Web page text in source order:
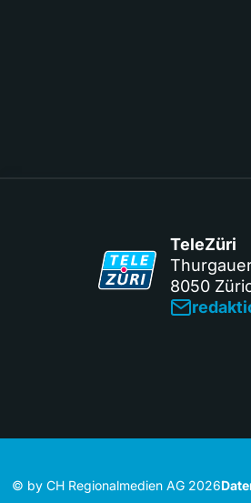
TeleZüri
8050
© by CH Regionalmedien AG 2026